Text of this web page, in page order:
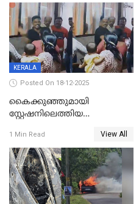
വാളയാറിൽ
KERALA
Posted On 18-12-2025
കൈക്കുഞ്ഞുമായി
സ്റ്റേഷനിലെത്തിയ
കരണത്തടിച്ചു; CC ടിവി
ദൃശ്യങ്ങൾ പുറത്ത്
1 Min Read View All